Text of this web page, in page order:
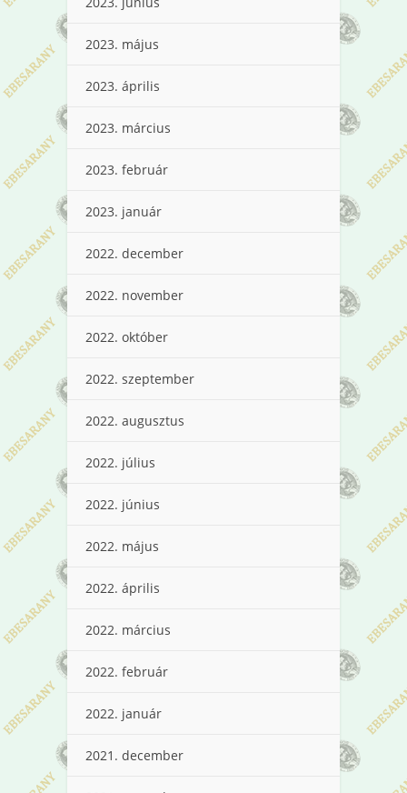
2023. május
2023. április
2023. március
2023. február
2023. január
2022. december
2022. november
2022. október
2022. szeptember
2022. augusztus
2022. július
2022. június
2022. május
2022. április
2022. március
2022. február
2022. január
2021. december